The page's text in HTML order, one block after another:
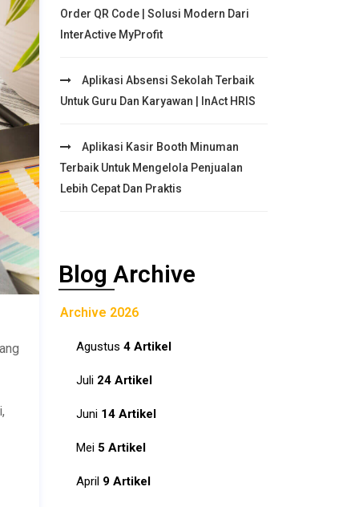
Order QR Code | Solusi Modern Dari
InterActive MyProfit
Aplikasi Absensi Sekolah Terbaik
Untuk Guru Dan Karyawan | InAct HRIS
Aplikasi Kasir Booth Minuman
Terbaik Untuk Mengelola Penjualan
Lebih Cepat Dan Praktis
Blog Archive
Archive 2026
Agustus 4 Artikel
Juli 24 Artikel
Juni 14 Artikel
Mei 5 Artikel
April 9 Artikel